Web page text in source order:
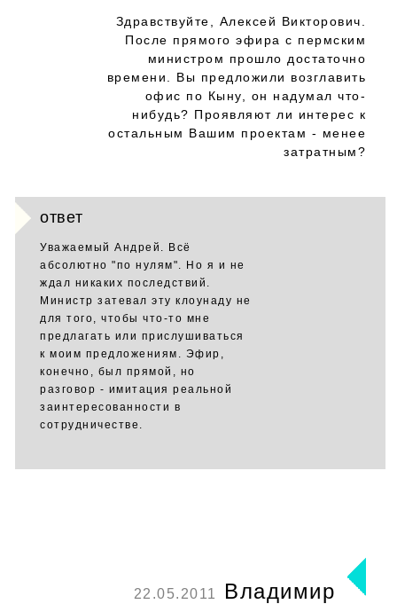
Здравствуйте, Алексей Викторович.
После прямого эфира с пермским
министром прошло достаточно
времени. Вы предложили возглавить
офис по Кыну, он надумал что-
нибудь? Проявляют ли интерес к
остальным Вашим проектам - менее
затратным?
ответ
Уважаемый Андрей. Всё
абсолютно "по нулям". Но я и не
ждал никаких последствий.
Министр затевал эту клоунаду не
для того, чтобы что-то мне
предлагать или прислушиваться
к моим предложениям. Эфир,
конечно, был прямой, но
разговор - имитация реальной
заинтересованности в
сотрудничестве.
22.05.2011
Владимир